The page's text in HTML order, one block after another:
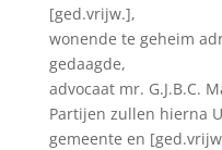
[ged.vrijw.],
wonende te geheim
gedaagde,
advocaat mr. G.J.B.C.
Partijen zullen hierna
gemeente en